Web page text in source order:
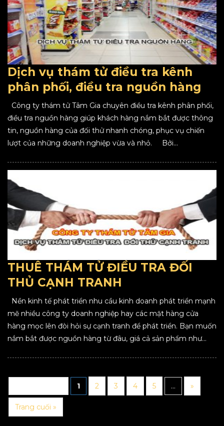
Dịch vụ thám tử điều tra kênh
phân phối, điều tra nguồn hàng
Công ty thám tử Tâm Gia chuyên điều tra kênh phân phối,
điều tra nguồn hàng giúp khách hàng nắm bắt được thông
tin, nguồn hàng của đối thử nhanh chóng, phục vụ chiến
lượt của những doanh nghiệp vừa và nhỏ. Bởi...
THUÊ THÁM TỬ ĐIỀU TRA ĐỐI
THỦ CẠNH TRANH
Nền kinh tế phát triển nhu cầu kinh doanh phát triển mạnh
mẽ nhiều công ty doanh nghiệp hay các mặt hàng cửa
hàng mọc lên đòi hỏi sự cạnh tranh để phát triển. Bạn muốn
nắm bắt được nguồn hàng từ đâu, giá cả sản phẩm như...
1 2 3 4 5 ... »
Trang cuối »